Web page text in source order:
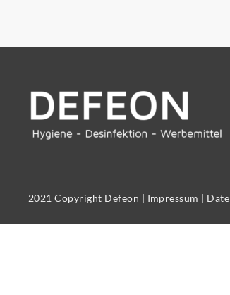
2021 Copyright Defeon | Impressum |